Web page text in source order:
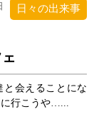
日々の出来事
と会えることにな
行こうや…...